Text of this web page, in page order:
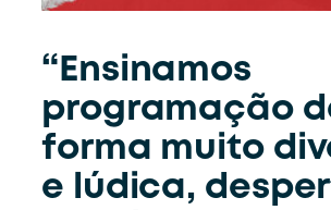
“Ensinamos
programação
forma muito
e lúdica,